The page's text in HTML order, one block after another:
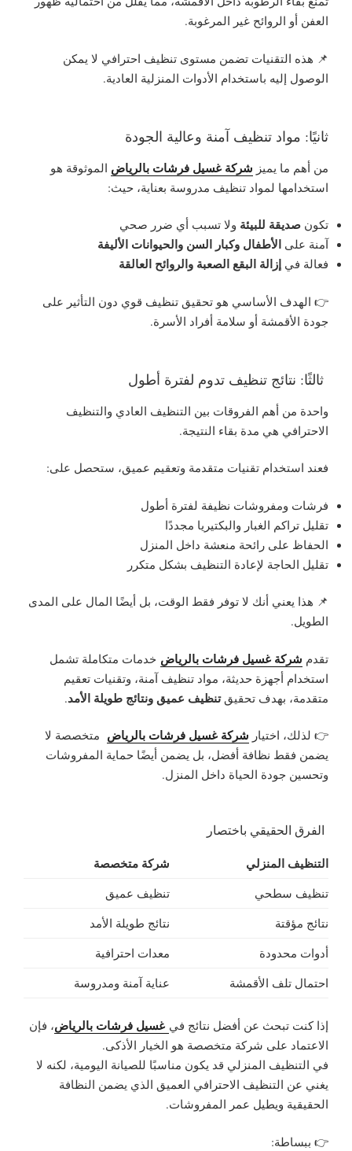
العفن أو الروائح غير المرغوبة.
📌 هذه التقنيات تضمن مستوى تنظيف احترافي لا يمكن
الوصول إليه باستخدام الأدوات المنزلية العادية.
ثانيًا: مواد تنظيف آمنة وعالية الجودة
من أهم ما يميز شركة غسيل فرشات بالرياض الموثوقة هو
استخدامها لمواد تنظيف مدروسة بعناية، حيث:
تكون صديقة للبيئة ولا تسبب أي ضرر صحي
آمنة على الأطفال وكبار السن والحيوانات الأليفة
فعالة في إزالة البقع الصعبة والروائح العالقة
👉 الهدف الأساسي هو تحقيق تنظيف قوي دون التأثير على
جودة الأقمشة أو سلامة أفراد الأسرة.
ثالثًا: نتائج تنظيف تدوم لفترة أطول
واحدة من أهم الفروقات بين التنظيف العادي والتنظيف
الاحترافي هي مدة بقاء النتيجة.
فعند استخدام تقنيات متقدمة وتعقيم عميق، ستحصل على:
فرشات ومفروشات نظيفة لفترة أطول
تقليل تراكم الغبار والبكتيريا مجددًا
الحفاظ على رائحة منعشة داخل المنزل
تقليل الحاجة لإعادة التنظيف بشكل متكرر
📌 هذا يعني أنك لا توفر فقط الوقت، بل أيضًا المال على المدى
الطويل.
تقدم شركة غسيل فرشات بالرياض خدمات متكاملة تشمل
استخدام أجهزة حديثة، مواد تنظيف آمنة، وتقنيات تعقيم
متقدمة، بهدف تحقيقتنظيف عميق ونتائج طويلة الأمد.
👉 لذلك، اختيار شركة غسيل فرشات بالرياض متخصصة لا
يضمن فقط نظافة أفضل، بل يضمن أيضًا حماية المفروشات
وتحسين جودة الحياة داخل المنزل.
الفرق الحقيقي باختصار
التنظيف المنزلي شركة متخصصة
تنظيف سطحي
تنظيف عميق
نتائج مؤقتة
نتائج طويلة الأمد
أدوات محدودة
معدات احترافية
احتمال تلف الأقمشة
عناية آمنة ومدروسة
إذا كنت تبحث عن أفضل نتائج في غسيل فرشات بالرياض، فإن
الاعتماد على شركة متخصصة هو الخيار الأذكى.
في التنظيف المنزلي قد يكون مناسبًا للصيانة اليومية، لكنه لا
يغني عن التنظيف الاحترافي العميق الذي يضمن النظافة
الحقيقية ويطيل عمر المفروشات.
👉 ببساطة: